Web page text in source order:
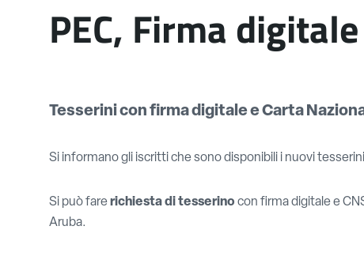
PEC, Firma digitale
Tesserini con firma digitale e Carta
Si informano gli iscritti che sono disponibili i nuovi
Si può farerichiesta di tesserino con firma digitale e
Aruba.